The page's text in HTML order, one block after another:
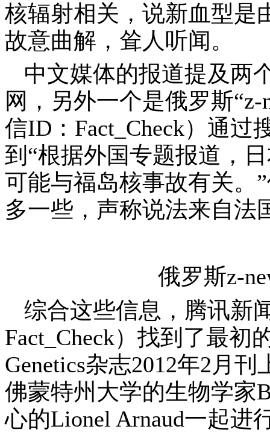
核辐射相关，说新血型是
故意曲解，耸人听闻。
中文媒体的报道提及两
网，另外一个是俄罗斯“z-
信ID ： Fact_Check）通过
到“根据外国专题报道，
可能与福岛核事故有关。
多一些，声称说法来自法
俄罗斯z-
综合这些信息，腾讯新
Fact_Check）找到了最初
Genetics杂志2012年2 月刊
佛蒙特州大学的生物学家
心的Lionel Arnaud一起进